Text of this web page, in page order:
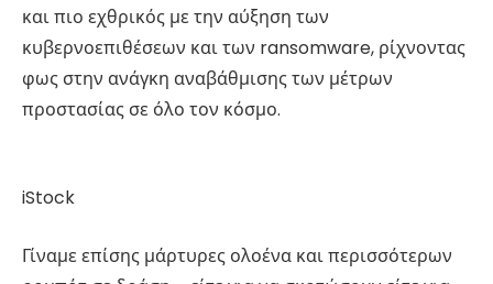
και πιο εχθρικός με την αύξηση των
κυβερνοεπιθέσεων και των ransomware, ρίχνοντας
φως στην ανάγκη αναβάθμισης των μέτρων
προστασίας σε όλο τον κόσμο.
iStock
Γίναμε επίσης μάρτυρες ολοένα και περισσότερων